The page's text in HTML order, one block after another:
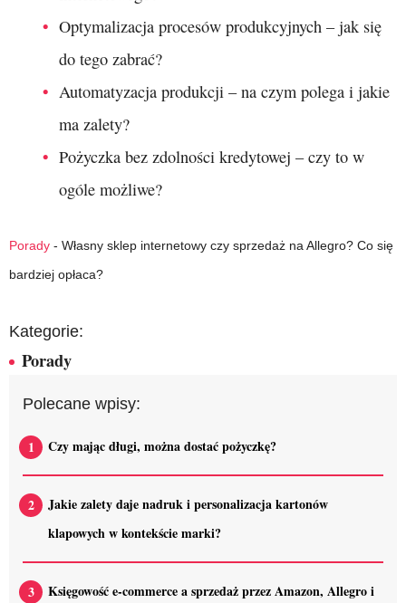
Optymalizacja procesów produkcyjnych – jak się
do tego zabrać?
Automatyzacja produkcji – na czym polega i jakie
ma zalety?
Pożyczka bez zdolności kredytowej – czy to w
ogóle możliwe?
Porady - Własny sklep internetowy czy sprzedaż na Allegro? Co się
bardziej opłaca?
Kategorie:
Porady
Polecane wpisy:
Czy mając długi, można dostać pożyczkę?
Jakie zalety daje nadruk i personalizacja kartonów
klapowych w kontekście marki?
Księgowość e-commerce a sprzedaż przez Amazon, Allegro i